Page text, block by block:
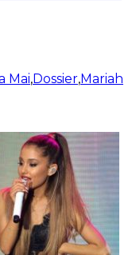
Mai,Dossier,Mariah